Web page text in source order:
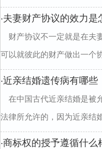
·夫妻财产协议的效力是
财产协议不一定就是在夫
可以就彼此的财产做出一个
·近亲结婚遗传病有哪些
在中国古代近亲结婚是被
法律所允许的，因为近亲结
·商标权的授予遵循什么